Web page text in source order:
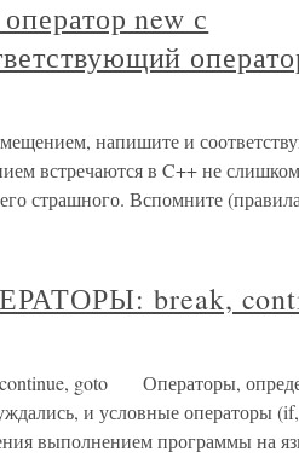
new с
напишите и
встречаются в C++ не
страшного. Вспомните
break,
goto Операторы,
и условные операторы
выполнением программы на